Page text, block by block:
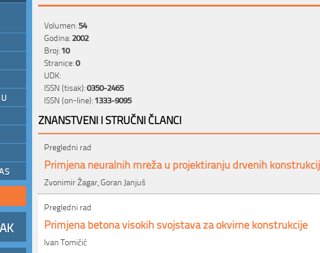
Volumen:54
Godina:2002
Broj:10
Stranice:0
UDK:
ISSN (tisak):0350-2465
ISSN (on-line):1333-9095
ZNANSTVENI I STRUČNI ČLANCI
Pregledni rad
Primjena neuralnih mreža u projektiranju drvenih
Zvonimir Žagar, Goran Janjuš
Pregledni rad
Primjena betona visokih svojstava za okvirne konstrukcije
Ivan Tomičić